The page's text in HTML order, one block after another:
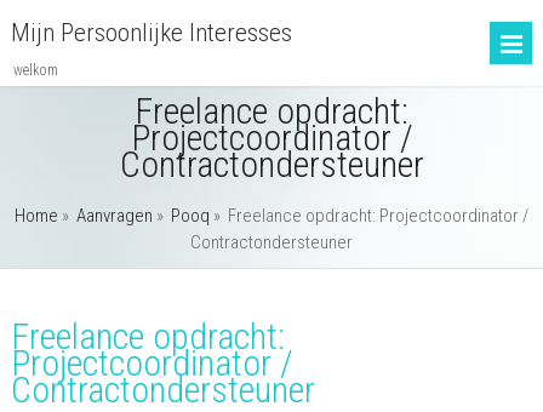
Mijn Persoonlijke Interesses
welkom
Freelance opdracht:
Projectcoordinator /
Contractondersteuner
Home » Aanvragen » Pooq » Freelance opdracht: Projectcoordinator /
Contractondersteuner
Freelance opdracht:
Projectcoordinator /
Contractondersteuner